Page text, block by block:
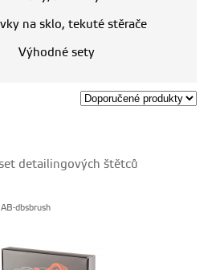
na sklo, tekuté stěrače
Výhodné sety
detailingových štětců
AB-dbsbrush